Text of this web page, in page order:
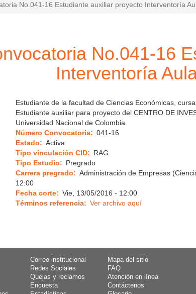
No.041-16 Estudiante auxiliar proyecto Interventoría
No.041-16
Interventoría
Estudiante de la facultad de Ciencias Económicas,
Estudiante auxiliar para proyecto del CENTRO DE
Universidad Nacional de Colombia.
Número Convocatoria
041-16
Estado
Activa
Tipo vinculación CID
RAG
Tipo Estudio
Pregrado
Carrera pregrado
Administración de Empresas
12:00
Fecha corte
Vie, 13/05/2016 - 12:00
Términos referencia
Ver archivo aquí
Correo institucional
Mapa del sitio
Redes Sociales
FAQ
Quejas y reclamos
Atención en línea
Encuesta
Contáctenos